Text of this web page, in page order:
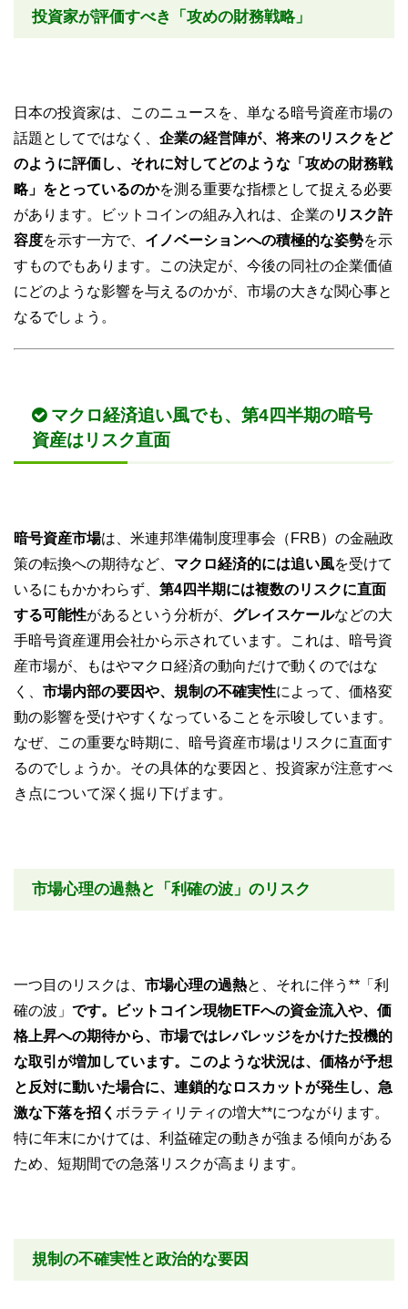
投資家が評価すべき「攻めの財務戦略」
日本の投資家は、このニュースを、単なる暗号資産市場の
話題としてではなく、 企業の経営陣が、将来のリスクをど
のように評価し、それに対してどのような「攻めの財務戦
略」をとっているのかを測る重要な指標として捉える必要
があります。ビットコインの組み入れは、企業のリスク許
容度を示す一方で、 イノベーションへの積極的な姿勢を示
すものでもあります。この決定が、今後の同社の企業価値
にどのような影響を与えるのかが、市場の大きな関心事と
なるでしょう。
マクロ経済追い風でも、第4四半期の暗号
資産はリスク直面
暗号資産市場は、米連邦準備制度理事会（FRB）の金融政
策の転換への期待など、 マクロ経済的には追い風を受けて
いるにもかかわらず、 第4四半期には複数のリスクに直面
する可能性があるという分析が、 グレイスケールなどの大
手暗号資産運用会社から示されています。これは、暗号資
産市場が、もはやマクロ経済の動向だけで動くのではな
く、 市場内部の要因や、規制の不確実性によって、価格変
動の影響を受けやすくなっていることを示唆しています。
なぜ、この重要な時期に、暗号資産市場はリスクに直面す
るのでしょうか。その具体的な要因と、投資家が注意すべ
き点について深く掘り下げます。
市場心理の過熱と「利確の波」のリスク
一つ目のリスクは、 市場心理の過熱と、それに伴う**「利
確の波」 です。ビットコイン現物ETFへの資金流入や、価
格上昇への期待から、市場ではレバレッジをかけた投機的
な取引が増加しています。このような状況は、価格が予想
と反対に動いた場合に、連鎖的なロスカットが発生し、急
激な下落を招く ボラティリティの増大**につながります。
特に年末にかけては、利益確定の動きが強まる傾向がある
ため、短期間での急落リスクが高まります。
規制の不確実性と政治的な要因